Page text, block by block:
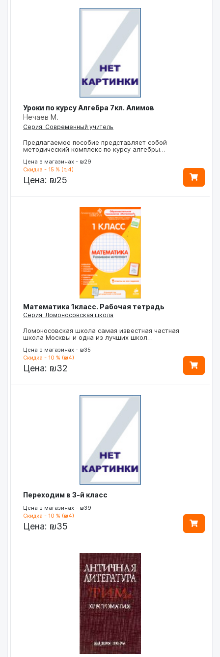
Уроки по курсу Алгебра 7кл. Алимов
Нечаев М.
Серия: Современный учитель
Предлагаемое пособие представляет собой
методический комплекс по курсу алгебры…
Цена в магазинах - ₪29
Скидка - 15 % (₪4)
Цена: ₪25
Математика 1класс. Рабочая тетрадь
Серия: Ломоносовская школа
Ломоносовская школа самая известная частная
школа Москвы и одна из лучших школ…
Цена в магазинах - ₪35
Скидка - 10 % (₪4)
Цена: ₪32
Переходим в 3-й класс
Цена в магазинах - ₪39
Скидка - 10 % (₪4)
Цена: ₪35